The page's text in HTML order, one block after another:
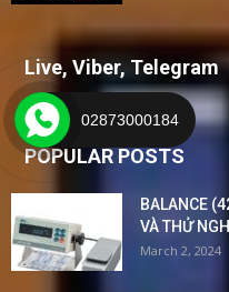
Live, Viber, Telegram
POPULAR POSTS
BALANCE
VÀ THỬ
March 2, 2024
02873000184